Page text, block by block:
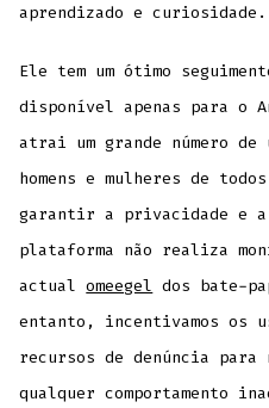
aprendizado e curiosidade.
Ele tem um ótimo
disponível apenas para o
atrai um grande número de
homens e mulheres de
garantir a privacidade e
plataforma não realiza
actualomeegel dos bate-
entanto, incentivamos os
recursos de denúncia
qualquer comportamento